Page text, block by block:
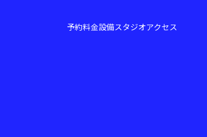
予約料金設備スタジオアクセス